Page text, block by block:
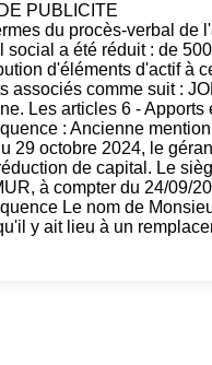
PUBLICITE
du procès-verbal de
social a été réduit : de
d'éléments d'actif à
associés comme suit :
Les articles 6 -
: Ancienne
29 octobre 2024, le
de capital. Le
à compter du 24/09/
Le nom de
y ait lieu à un